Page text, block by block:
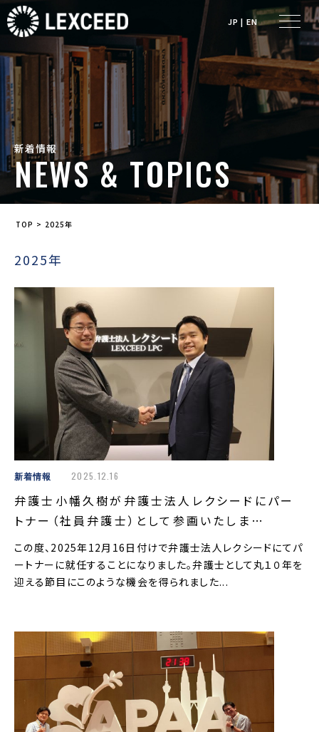
JP | EN
新着情報
NEWS & TOPICS
TOP > 2025年
2025年
新着情報 2025.12.16
弁護士小幡久樹が弁護士法人レクシードにパー
トナー（社員弁護士）として参画いたしま…
この度、2025年12月16日付けで弁護士法人レクシードにてパ
ートナーに就任することになりました。弁護士として丸１０年を
迎える節目にこのような機会を得られました...